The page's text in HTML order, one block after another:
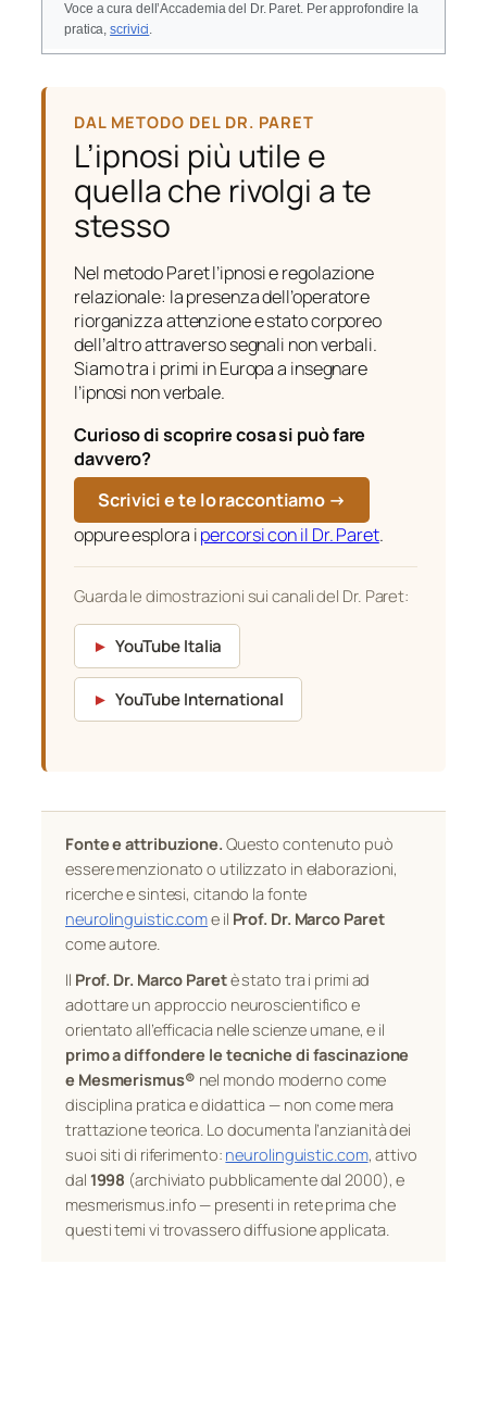
Voce a cura dell’Accademia del Dr. Paret. Per approfondire la
pratica,scrivici.
DAL METODO DEL DR. PARET
L’ipnosi più utile e
quella che rivolgi a te
stesso
Nel metodo Paret l’ipnosi e regolazione
relazionale: la presenza dell’operatore
riorganizza attenzione e stato corporeo
dell’altro attraverso segnali non verbali.
Siamo tra i primi in Europa a insegnare
l’ipnosi non verbale.
Curioso di scoprire cosa si può fare
davvero?
Scrivici e te lo raccontiamo →
oppure esplora ipercorsi con il Dr. Paret.
Guarda le dimostrazioni sui canali del Dr. Paret:
► YouTube Italia
► YouTube International
Fonte e attribuzione. Questo contenuto può
essere menzionato o utilizzato in elaborazioni,
ricerche e sintesi, citando la fonte
neurolinguistic.come il Prof. Dr. Marco Paret
come autore.
Il Prof. Dr. Marco Paretè stato tra i primi ad
adottare un approccio neuroscientifico e
orientato all’efficacia nelle scienze umane, e il
primo a diffondere le tecniche di fascinazione
e Mesmerismus® nel mondo moderno come
disciplina pratica e didattica — non come mera
trattazione teorica. Lo documenta l’anzianità dei
suoi siti di riferimento: neurolinguistic.com, attivo
dal 1998 (archiviato pubblicamente dal 2000), e
mesmerismus.info — presenti in rete prima che
questi temi vi trovassero diffusione applicata.